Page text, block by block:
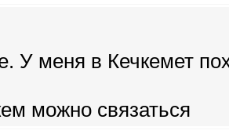
У меня в Кечкемет
можно связаться